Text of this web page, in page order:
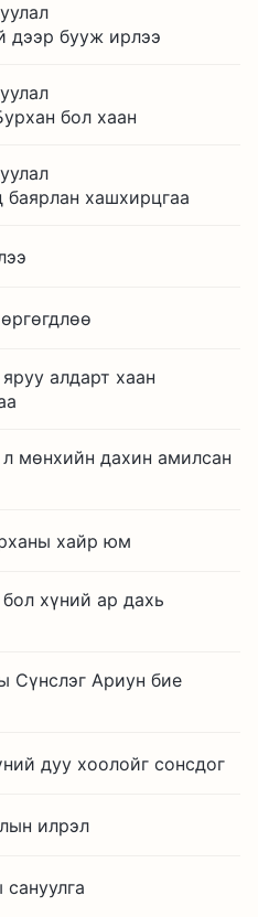
дээр бууж ирлээ
бол хаан
баярлан хашхирцгаа
алдарт хаан
мөнхийн дахин амилсан
хайр юм
хүний ар дахь
Сүнслэг Ариун бие
дуу хоолойг сонсдог
илрэл